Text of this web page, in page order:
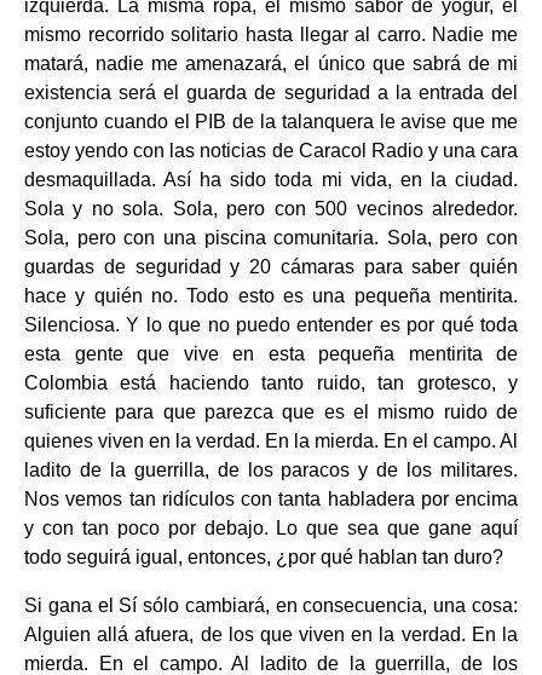
izquierda. La misma ropa, el mismo sabor de yogur, el
mismo recorrido solitario hasta llegar al carro. Nadie me
matará, nadie me amenazará, el único que sabrá de mi
existencia será el guarda de seguridad a la entrada del
conjunto cuando el PIB de la talanquera le avise que me
estoy yendo con las noticias de Caracol Radio y una cara
desmaquillada. Así ha sido toda mi vida, en la ciudad.
Sola y no sola. Sola, pero con 500 vecinos alrededor.
Sola, pero con una piscina comunitaria. Sola, pero con
guardas de seguridad y 20 cámaras para saber quién
hace y quién no. Todo esto es una pequeña mentirita.
Silenciosa. Y lo que no puedo entender es por qué toda
esta gente que vive en esta pequeña mentirita de
Colombia está haciendo tanto ruido, tan grotesco, y
suficiente para que parezca que es el mismo ruido de
quienes viven en la verdad. En la mierda. En el campo. Al
ladito de la guerrilla, de los paracos y de los militares.
Nos vemos tan ridículos con tanta habladera por encima
y con tan poco por debajo. Lo que sea que gane aquí
todo seguirá igual, entonces, ¿por qué hablan tan duro?
Si gana el Sí sólo cambiará, en consecuencia, una cosa:
Alguien allá afuera, de los que viven en la verdad. En la
mierda. En el campo. Al ladito de la guerrilla, de los